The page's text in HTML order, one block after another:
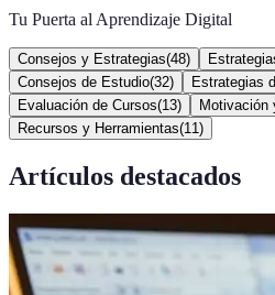
Tu Puerta al Aprendizaje Digital
Consejos y Estrategias(48)
Consejos de Estudio(32) Estrategias
Evaluación de Cursos(13) Motivación
Recursos y Herramientas(11 )
Artículos destacados